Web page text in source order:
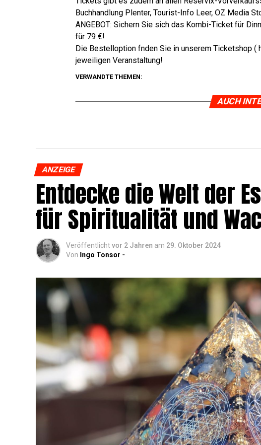
Buch­hand­lung Ple­n­ter, Tou­rist-Info Leer, OZ Media
ANGEBOT: Sichern Sie sich das Kom­bi-Ticket für
für 79 €!
Die Bestell­op­ti­on fnden Sie in unse­rem Ticket­shop
jewei­li­gen Veranstaltung!
VERWANDTE THEMEN:
AUCH
ANZEIGE
Ent­de­cke die Welt der
für Spi­ri­tua­li­tät und
Veröffentlichtvor 2 Jahren am 29. Oktober 2024
Von Ingo Tonsor -